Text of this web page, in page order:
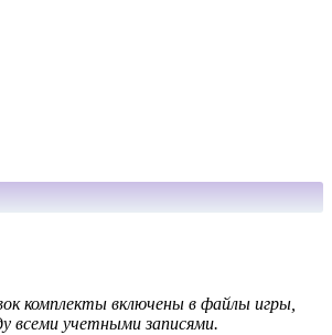
комплекты включены в файлы игры,
всеми учетными записями.